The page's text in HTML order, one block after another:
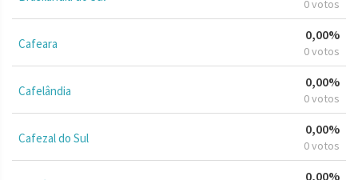
0 votos
Cafeara
0,00%
0 votos
Cafelândia
0,00%
0 votos
Cafezal do Sul
0,00%
0 votos
0,00%